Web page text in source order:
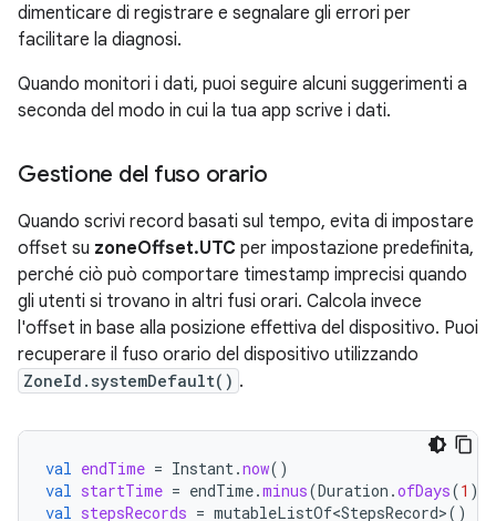
dimenticare di registrare e segnalare gli errori per
facilitare la diagnosi.
Quando monitori i dati, puoi seguire alcuni suggerimenti a
seconda del modo in cui la tua app scrive i dati.
Gestione del fuso orario
Quando scrivi record basati sul tempo, evita di impostare
offset su zoneOffset.UTC per impostazione predefinita,
perché ciò può comportare timestamp imprecisi quando
gli utenti si trovano in altri fusi orari. Calcola invece
l'offset in base alla posizione effettiva del dispositivo. Puoi
recuperare il fuso orario del dispositivo utilizzando
ZoneId.systemDefault() .
val endTime = Instant.now()
val startTime = endTime.minus(Duration .ofDays(1 ))
val stepsRecords = mutableListOf<StepsRecord>()